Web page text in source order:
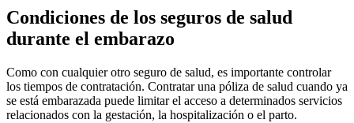
Condiciones de los seguros de salud
durante el embarazo
Como con cualquier otro seguro de salud, es importante controlar
los tiempos de contratación. Contratar una póliza de salud cuando ya
se está embarazada puede limitar el acceso a determinados servicios
relacionados con la gestación, la hospitalización o el parto.